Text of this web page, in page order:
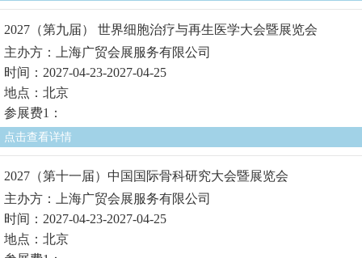
2027（第九届） 世界细胞治疗与再生医学大会暨展览会
主办方：上海广贸会展服务有限公司
时间：2027-04-23-2027-04-25
地点：北京
参展费1：
点击查看详情
2027（第十一届）中国国际骨科研究大会暨展览会
主办方：上海广贸会展服务有限公司
时间：2027-04-23-2027-04-25
地点：北京